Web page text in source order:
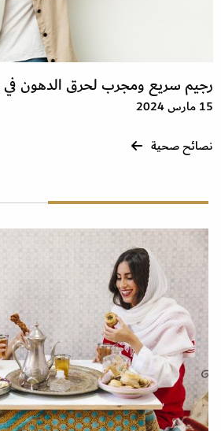
رجيم سريع ومجرب لحرق الدهون في
15 مارس 2024
نصائح صحية